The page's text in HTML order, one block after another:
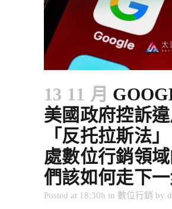
13 11 月
美國政府控訴
「反托拉斯法
處數位行銷領
們該如何走下一
Posted at 18:30h in 數位行銷 by